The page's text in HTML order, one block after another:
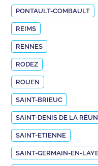
PONTAULT-COMBAULT
REIMS
RENNES
RODEZ
ROUEN
SAINT-BRIEUC
SAINT-DENIS DE LA
SAINT-ETIENNE
SAINT-GERMAIN-EN-